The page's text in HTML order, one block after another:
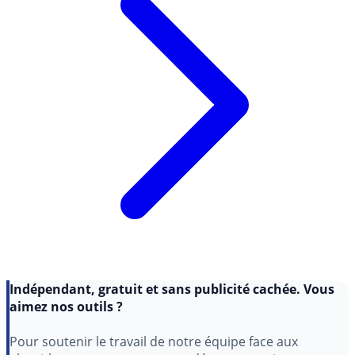
Indépendant, gratuit et sans publicité cachée. Vous